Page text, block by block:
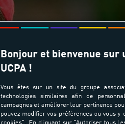
École de
Bonjour et bienvenue sur
UCPA !
Vous êtes sur un site du groupe
technologies similaires afin de
campagnes et améliorer leur pertinence
pouvez modifier vos préférences ou vous